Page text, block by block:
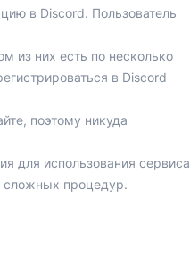
в Discord. Пользователь
из них есть по несколько
в Discord
поэтому никуда
для использования сервиса
сложных процедур.